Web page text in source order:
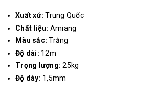
Xuất xứ: Trung Quốc
Chất liệu: Amiang
Màu sắc:Trắng
Độ dài: 12m
Trọng lượng: 25kg
Độ dày: 1,5mm